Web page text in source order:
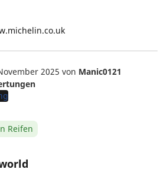
2025 von Manic0121
Reifen